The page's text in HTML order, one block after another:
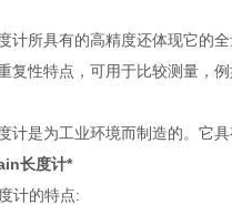
计所具有的高精度还体现它的
复性特点，可用于比较测量，例
计是为工业环境而制造的。它
长度计*
计的特点: